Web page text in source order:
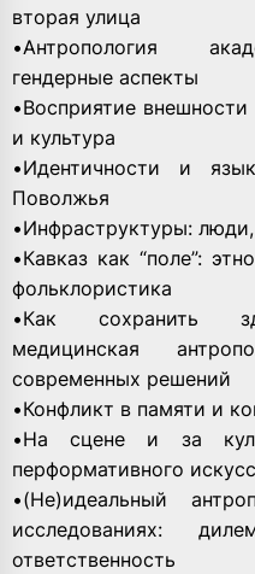
вторая улица
•Антропология
гендерные аспекты
•Восприятие
и культура
•Идентичности и
Поволжья
•Инфраструктуры:
•Кавказ как “поле”:
фольклористика
•Как сохранить
медицинская
современных решений
•Конфликт в памяти и
•На сцене и за
перформативного
•(Не)идеальный
исследованиях:
ответственность